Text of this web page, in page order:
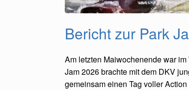
Bericht zur Park
Am letzten Maiwochenende war
Jam 2026 brachte mit dem DKV
gemeinsam einen Tag voller